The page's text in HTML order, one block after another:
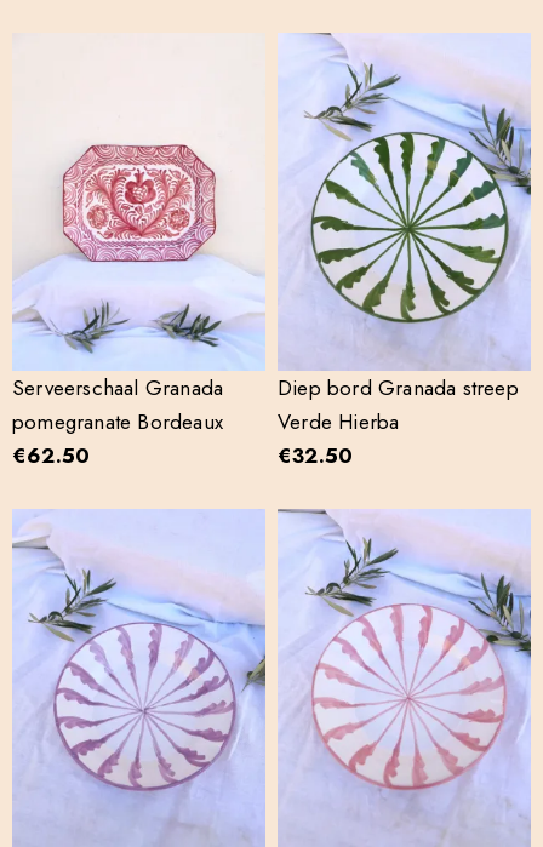
Serveerschaal Granada
pomegranate Bordeaux
€62.50
Diep bord Granada streep
Verde Hierba
€32.50